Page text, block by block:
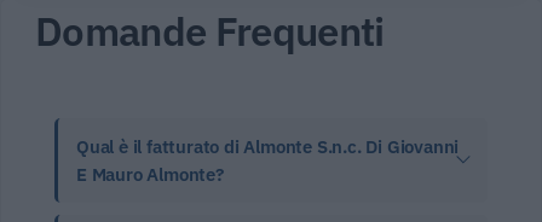
Domande Frequenti
Qual è il fatturato di Almonte S.n.c. Di Giovanni
E Mauro Almonte?